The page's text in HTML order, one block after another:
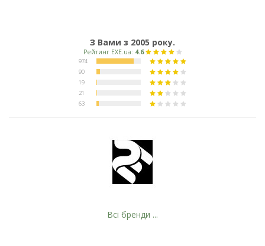
З Вами з 2005 року.
Всі бренди ...